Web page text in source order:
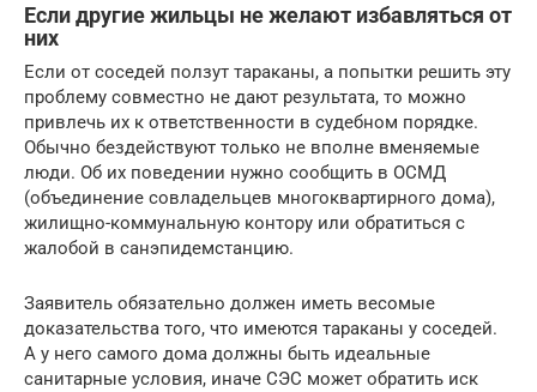
Если другие жильцы не желают избавляться от
них
Если от соседей ползут тараканы, а попытки решить эту
проблему совместно не дают результата, то можно
привлечь их к ответственности в судебном порядке.
Обычно бездействуют только не вполне вменяемые
люди. Об их поведении нужно сообщить в ОСМД
(объединение совладельцев многоквартирного дома),
жилищно-коммунальную контору или обратиться с
жалобой в санэпидемстанцию.
Заявитель обязательно должен иметь весомые
доказательства того, что имеются тараканы у соседей.
А у него самого дома должны быть идеальные
санитарные условия, иначе СЭС может обратить иск